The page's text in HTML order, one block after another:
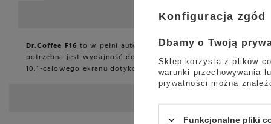
Dr.Coffee F16 to w pełni automatyczny, profesjonalny ekspres
potrzebna jest wydajność do 100 kaw dziennie. Kompaktowa
10,1-calowego ekranu dotykowego z powłoką chroniącą
Konfiguracja zgód
Dbamy o Twoją
Sklep korzysta z plików
warunki przechowywania
prywatności można
Funkcjonalne pliki